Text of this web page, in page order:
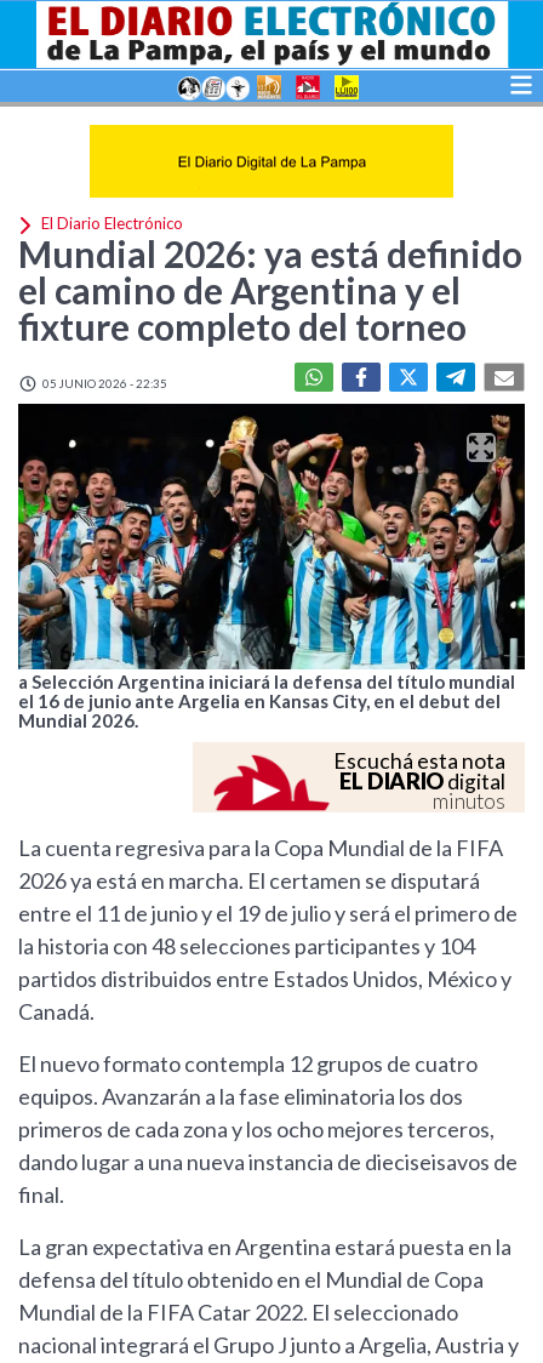
El Diario Electrónico
Mundial 2026: ya está definido
el camino de Argentina y el
fixture completo del torneo
05 JUNIO 2026 - 22:35
a Selección Argentina iniciará la defensa del título mundial
el 16 de junio ante Argelia en Kansas City, en el debut del
Mundial 2026.
Escuchá esta nota
EL DIARIOdigital
minutos
La cuenta regresiva para la Copa Mundial de la FIFA
2026 ya está en marcha. El certamen se disputará
entre el 11 de junio y el 19 de julio y será el primero de
la historia con 48 selecciones participantes y 104
partidos distribuidos entre Estados Unidos, México y
Canadá.
El nuevo formato contempla 12 grupos de cuatro
equipos. Avanzarán a la fase eliminatoria los dos
primeros de cada zona y los ocho mejores terceros,
dando lugar a una nueva instancia de dieciseisavos de
final.
La gran expectativa en Argentina estará puesta en la
defensa del título obtenido en el Mundial de Copa
Mundial de la FIFA Catar 2022. El seleccionado
nacional integrará el Grupo J junto a Argelia, Austria y